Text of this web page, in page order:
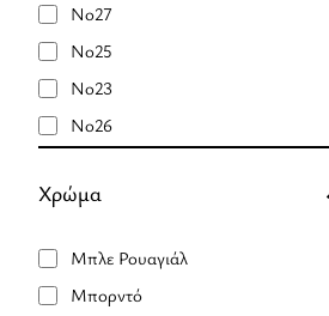
No27
No25
No23
No26
Χρώμα
Μπλε Ρουαγιάλ
Μπορντό